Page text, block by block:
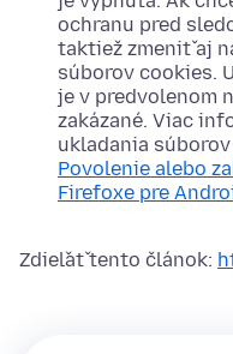
ochranu pred
taktiež zmeniť aj
súborov cookies.
je v predvolenom
zakázané. Viac
ukladania
Povolenie alebo
Firefoxe pre
Zdieľať tento článok: